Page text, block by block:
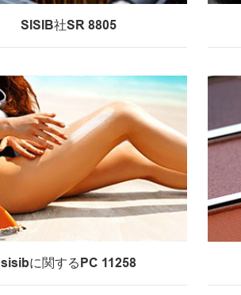
SISIB社SR 8805
sisibに関するPC 11258